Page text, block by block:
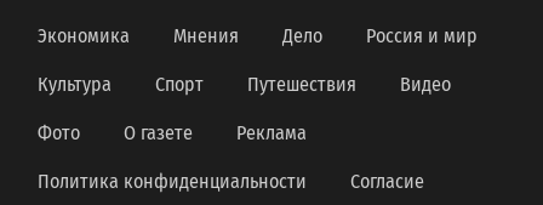
Экономика Мнения Дело Россия и мир
Культура Спорт Путешествия Видео
Фото О газете Реклама
Политика конфиденциальности Согласие